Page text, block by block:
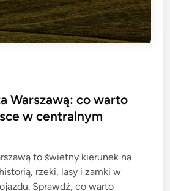
Warszawą: co warto
w centralnym
to świetny kierunek na
rzeki, lasy i zamki w
Sprawdź, co warto